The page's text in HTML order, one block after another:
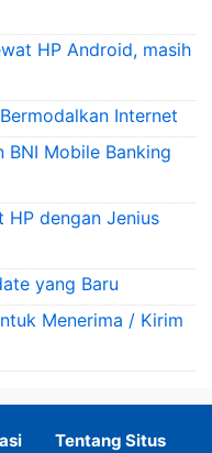
HP Android, masih
Internet
BNI Mobile Banking
HP dengan Jenius
yang Baru
Menerima / Kirim
Tentang Situs